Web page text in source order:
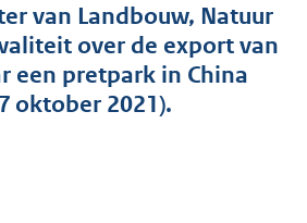
s
g
r
o
o
van Landbouw, Natuur
over de export van
een pretpark in China
oktober 2021).